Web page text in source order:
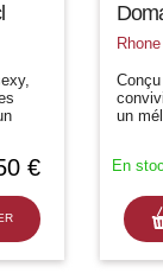
€
Rhone
un
la
En